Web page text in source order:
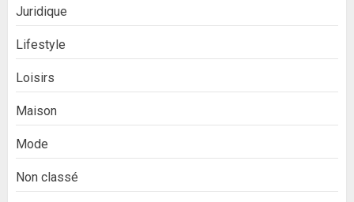
Juridique
Lifestyle
Loisirs
Maison
Mode
Non classé